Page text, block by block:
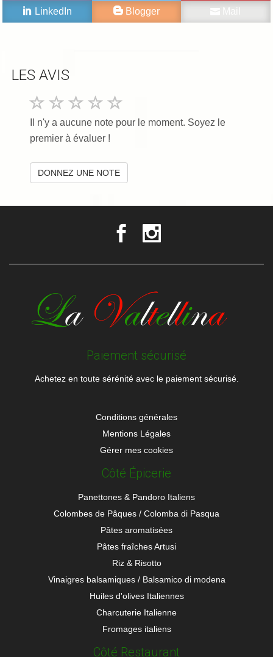
LinkedIn Blogger Mail
LES AVIS
Il n'y a aucune note pour le moment. Soyez le
premier à évaluer !
DONNEZ UNE NOTE
Paiement sécurisé
Achetez en toute sérénité avec le paiement sécurisé.
Conditions générales
Mentions Légales
Gérer mes cookies
Côté Épicerie
Panettones & Pandoro Italiens
Colombes de Pâques / Colomba di Pasqua
Pâtes aromatisées
Pâtes fraîches Artusi
Riz & Risotto
Vinaigres balsamiques / Balsamico di modena
Huiles d'olives Italiennes
Charcuterie Italienne
Fromages italiens
Côté Restaurant